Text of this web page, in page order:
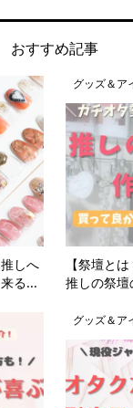
おすすめ記事
しへ
る...
グッズ＆ア
【祭壇と
推しの祭
グッズ＆ア